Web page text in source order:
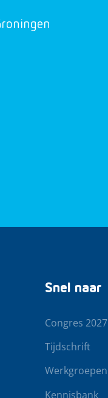
Snel naar
Congres 2027
Tijdschrift
Werkgroepen
Kennisbank